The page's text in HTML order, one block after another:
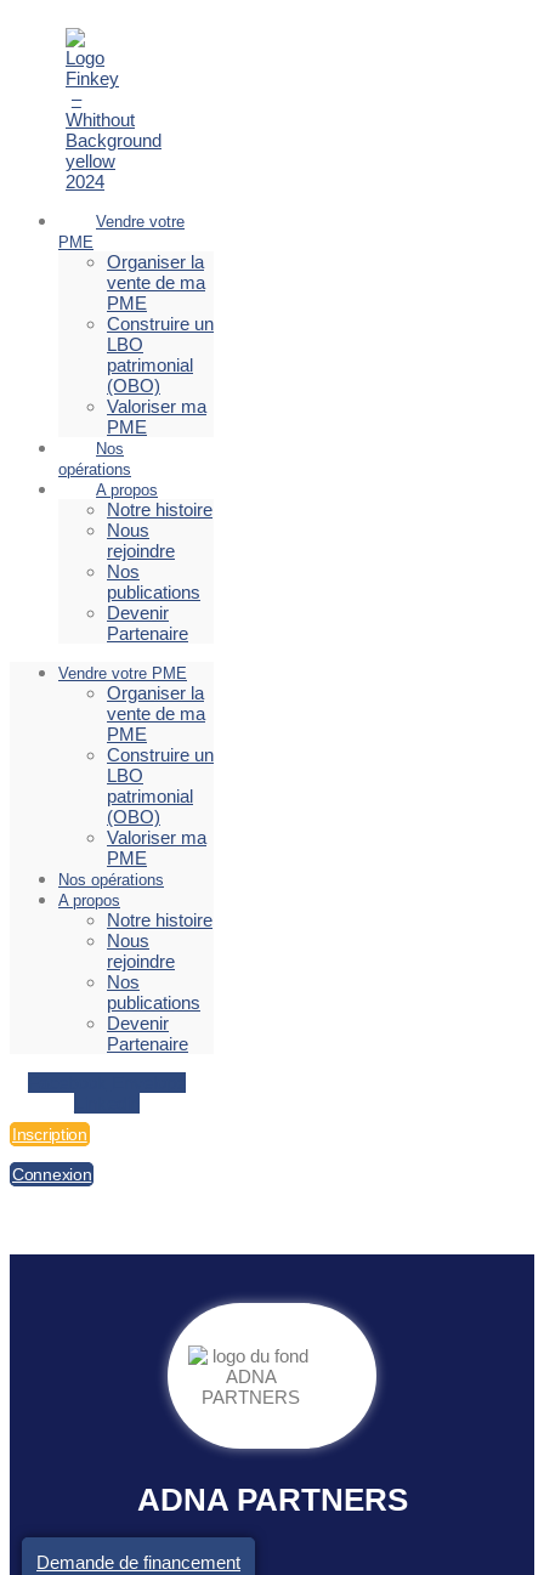
Vendre votre
PME
Organiser la
vente de ma
PME
Construire un
LBO
patrimonial
(OBO)
Valoriser ma
PME
Nos
opérations
A propos
Notre histoire
Nous
rejoindre
Nos
publications
Devenir
Partenaire
Vendre votre PME
Organiser la
vente de ma
PME
Construire un
LBO
patrimonial
(OBO)
Valoriser ma
PME
Nos opérations
A propos
Notre histoire
Nous
rejoindre
Nos
publications
Devenir
Partenaire
Inscription
Connexion
ADNA PARTNERS
Demande de financement